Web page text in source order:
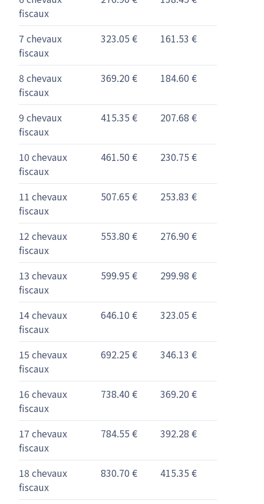
fiscaux
7 chevaux
fiscaux
323.05 € 161.53 €
8 chevaux
fiscaux
369.20 € 184.60 €
9 chevaux
fiscaux
415.35 € 207.68 €
10 chevaux
fiscaux
461.50 € 230.75 €
11 chevaux
fiscaux
507.65 € 253.83 €
12 chevaux
fiscaux
553.80 € 276.90 €
13 chevaux
fiscaux
599.95 € 299.98 €
14 chevaux
fiscaux
646.10 € 323.05 €
15 chevaux
fiscaux
692.25 € 346.13 €
16 chevaux
fiscaux
738.40 € 369.20 €
17 chevaux
fiscaux
784.55 € 392.28 €
18 chevaux
fiscaux
830.70 € 415.35 €